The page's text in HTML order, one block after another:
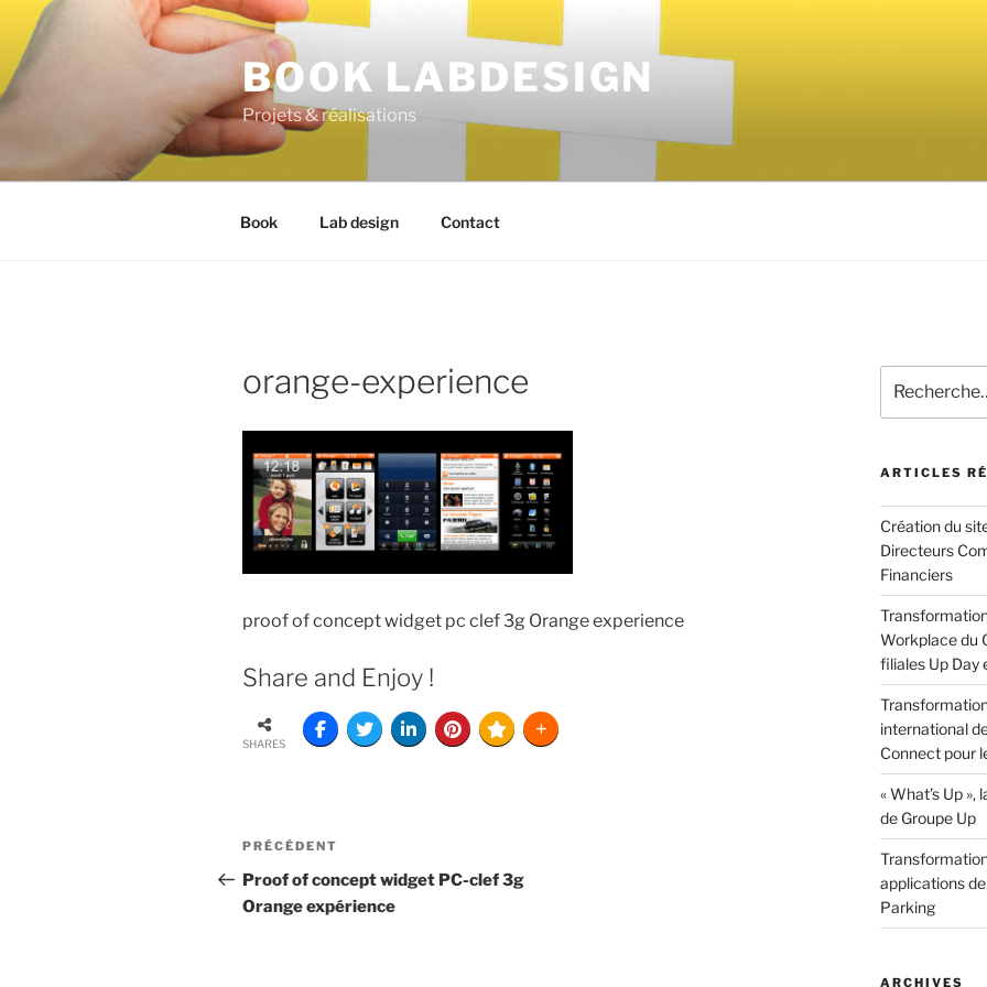
BOOK LABDESIGN
Projets & réalisations
Book Lab design Contact
orange-experience
proof of concept widget pc clef 3g Orange experience
Share and Enjoy !
SHARES
PRÉCÉDENT
Proof of concept widget PC-clef 3g
Orange expérience
ARTICLES
Création du
Directeurs
Financiers
Workplace du
filiales Up Day
international
Connect pour
« What’s Up
de Groupe Up
applications
Parking
ARCHIVES